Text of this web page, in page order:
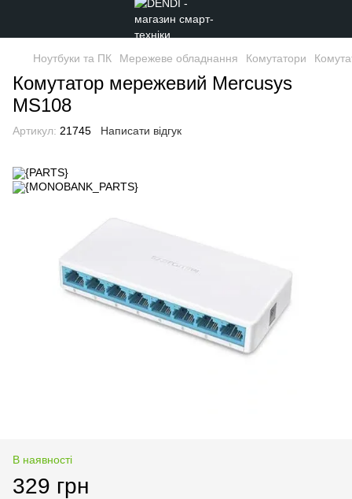
Ноутбуки та ПК Мережеве обладнання Комутатори
Комутатор мережевий Mercusys
MS108
Артикул: 21745 Написати відгук
В наявності
329 грн